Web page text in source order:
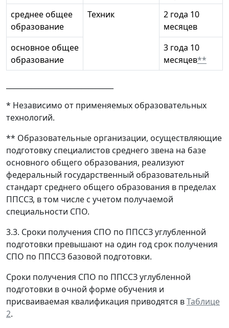
среднее общее
образование
Техник
2 года 10
месяцев
основное общее
образование
3 года 10
месяцев**
* Независимо от применяемых образовательных
технологий.
** Образовательные организации, осуществляющие
подготовку специалистов среднего звена на базе
основного общего образования, реализуют
федеральный государственный образовательный
стандарт среднего общего образования в пределах
ППССЗ, в том числе с учетом получаемой
специальности СПО.
3.3. Сроки получения СПО по ППССЗ углубленной
подготовки превышают на один год срок получения
СПО по ППССЗ базовой подготовки.
Сроки получения СПО по ППССЗ углубленной
подготовки в очной форме обучения и
присваиваемая квалификация приводятся вТаблице
2.